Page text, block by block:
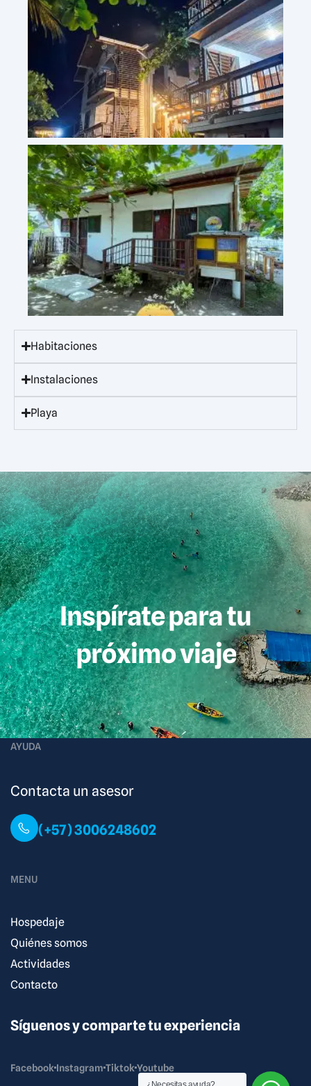
Habitaciones
Instalaciones
Playa
Inspírate para tu
próximo viaje
AYUDA
Contacta un asesor
(+57) 3006248602
MENU
Hospedaje
Quiénes somos
Actividades
Contacto
Síguenos y comparte tu experiencia
Facebook Instagram TiktokYoutube